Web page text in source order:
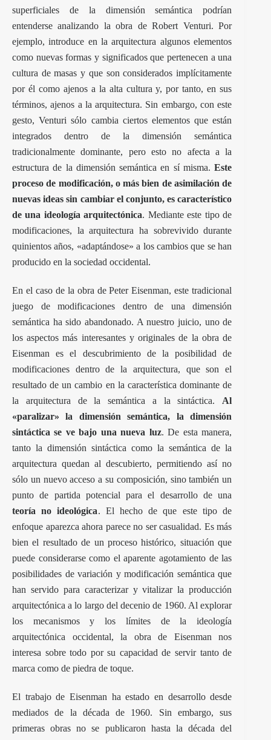
superficiales de la dimensión semántica podrían
entenderse analizando la obra de Robert Venturi. Por
ejemplo, introduce en la arquitectura algunos elementos
como nuevas formas y significados que pertenecen a una
cultura de masas y que son considerados implícitamente
por él como ajenos a la alta cultura y, por tanto, en sus
términos, ajenos a la arquitectura. Sin embargo, con este
gesto, Venturi sólo cambia ciertos elementos que están
integrados dentro de la dimensión semántica
tradicionalmente dominante, pero esto no afecta a la
estructura de la dimensión semántica en sí misma.Este
proceso de modificación, o más bien de asimilación de
nuevas ideas sin cambiar el conjunto, es característico
de una ideología arquitectónica. Mediante este tipo de
modificaciones, la arquitectura ha sobrevivido durante
quinientos años, «adaptándose» a los cambios que se han
producido en la sociedad occidental.
En el caso de la obra de Peter Eisenman, este tradicional
juego de modificaciones dentro de una dimensión
semántica ha sido abandonado. A nuestro juicio, uno de
los aspectos más interesantes y originales de la obra de
Eisenman es el descubrimiento de la posibilidad de
modificaciones dentro de la arquitectura, que son el
resultado de un cambio en la característica dominante de
la arquitectura de la semántica a la sintáctica. Al
«paralizar» la dimensión semántica, la dimensión
sintáctica se ve bajo una nueva luz. De esta manera,
tanto la dimensión sintáctica como la semántica de la
arquitectura quedan al descubierto, permitiendo así no
sólo un nuevo acceso a su composición, sino también un
punto de partida potencial para el desarrollo de una
teoría no ideológica. El hecho de que este tipo de
enfoque aparezca ahora parece no ser casualidad. Es más
bien el resultado de un proceso histórico, situación que
puede considerarse como el aparente agotamiento de las
posibilidades de variación y modificación semántica que
han servido para caracterizar y vitalizar la producción
arquitectónica a lo largo del decenio de 1960. Al explorar
los mecanismos y los límites de la ideología
arquitectónica occidental, la obra de Eisenman nos
interesa sobre todo por su capacidad de servir tanto de
marca como de piedra de toque.
El trabajo de Eisenman ha estado en desarrollo desde
mediados de la década de 1960. Sin embargo, sus
primeras obras no se publicaron hasta la década del